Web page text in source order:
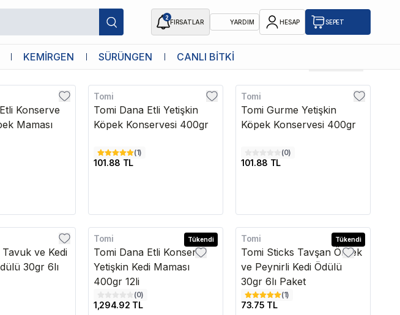
2
FIRSATLAR YARDIM HESAP SEPET
KEMİRGEN SÜRÜNGEN CANLI BİTKİ
Konserve
Maması
Tomi
Tomi Dana Etli Yetişkin
Köpek Konservesi 400gr
(1)
101.88 TL
Tomi
Tomi Gurme Yetişkin
Köpek Konservesi 400gr
(0)
101.88 TL
ve Kedi
30gr 6lı
Kargo Bedava Tükendi
Tomi
Tomi Dana Etli Konserve
Yetişkin Kedi Maması
400gr 12li
(0)
1,294.92 TL
Tükendi
Tomi
Tomi Sticks Tavşan Ördek
ve Peynirli Kedi Ödülü
30gr 6lı Paket
(1)
73.75 TL